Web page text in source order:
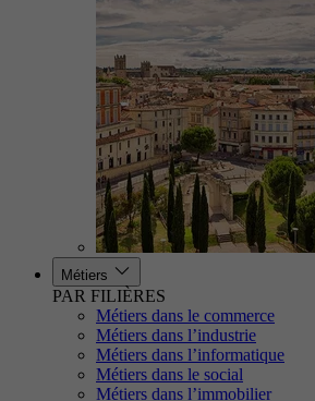
Métiers
PAR FILIÈRES
Métiers dans le commerce
Métiers dans l’industrie
Métiers dans l’informatique
Métiers dans le social
Métiers dans l’immobilier